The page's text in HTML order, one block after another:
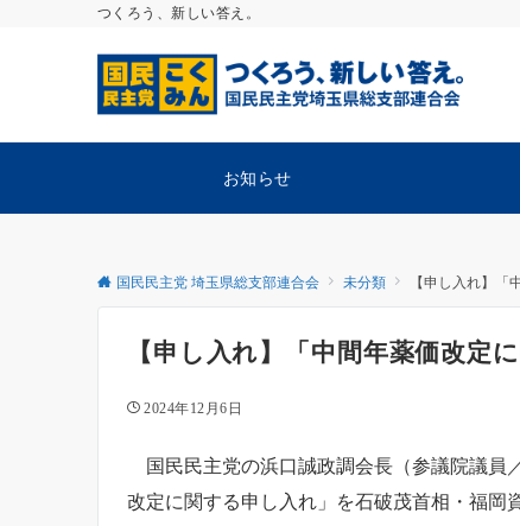
つくろう、新しい答え。
お知らせ
国民民主党 埼玉県総支部連合会 未分類 【申し入れ】「
【申し入れ】「中間年薬価改定
2024年12月6日
国民民主党の浜口誠政調会長（参議院議員
改定に関する申し入れ」を石破茂首相・福岡